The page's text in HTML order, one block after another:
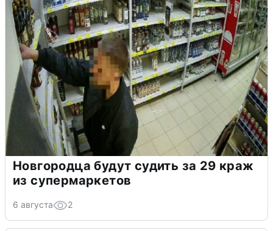
Новгородца будут судить за 29 краж
из супермаркетов
6 августа 2